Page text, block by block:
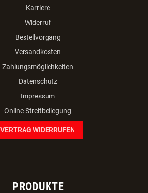
Karriere
Widerruf
Bestellvorgang
Versandkosten
Zahlungsmöglichkeiten
Datenschutz
Impressum
Online-Streitbeilegung
VERTRAG WIDERRUFEN
PRODUKTE